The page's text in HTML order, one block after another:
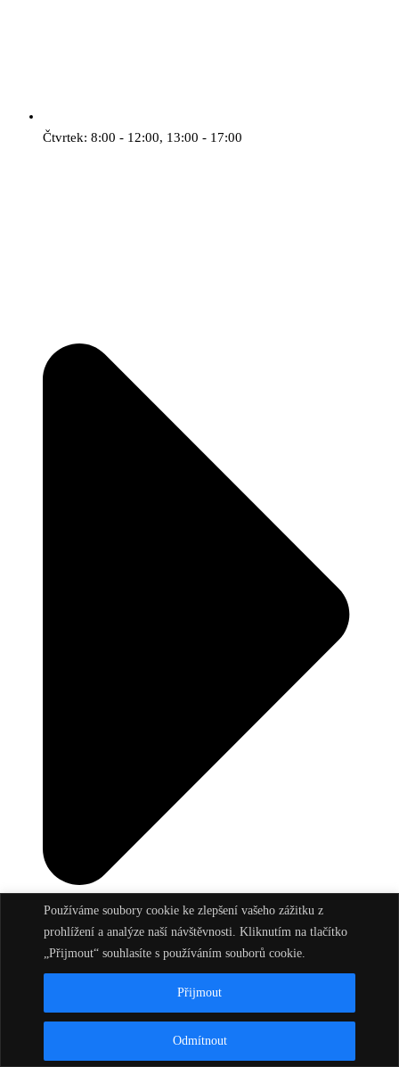
Používáme soubory cookie ke zlepšení vašeho zážitku z
prohlížení a analýze naší návštěvnosti. Kliknutím na tlačítko
„Přijmout“ souhlasíte s používáním souborů cookie.
Odmítnout
Přijmout
Čtvrtek: 8:00 - 12:00, 13:00 - 17:00